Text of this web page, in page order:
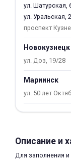
ул. Шатурская,
ул. Уральская,
проспект
Новокузнецк
ул. Доз, 19/28
Мариинск
ул. 50 лет
Описание и
Для заполнения
по25%
Подробнее
об оплате